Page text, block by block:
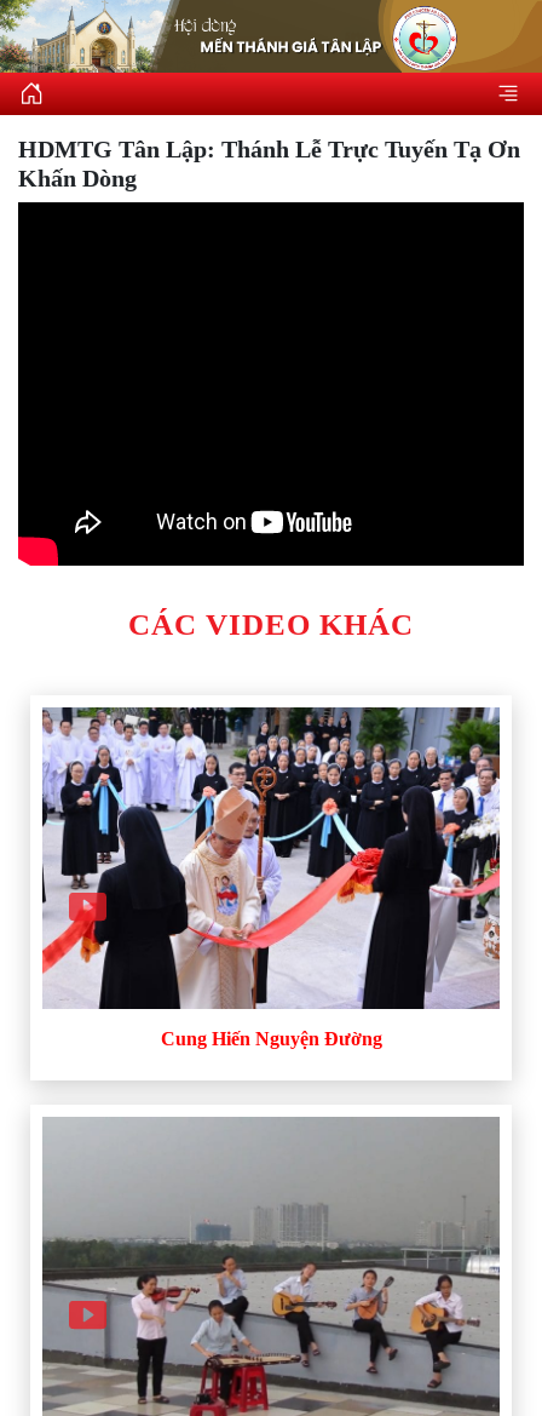
HDMTG Tân Lập: Thánh Lễ Trực Tuyến Tạ Ơn
Khấn Dòng
CÁC VIDEO KHÁC
Cung Hiến Nguyện Đường